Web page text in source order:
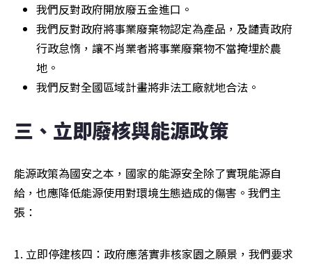
我們反對政府開放廢五金進口。
我們反對政府將事業廢棄物認定為產品，及譴責政府
行政怠惰，讓不肖業者將事業廢棄物不當掩埋於農
地。
我們反對全國區域計畫將非法工廠就地合法。
三、立即廢核與能源政策
能源政策為國安之本，國家的能源安全除了實現能源自
給，也應降低能源使用對環境生態造成的傷害。我們主
張：
1. 立即停建核四：政府應落實非核家園之願景，我們要求